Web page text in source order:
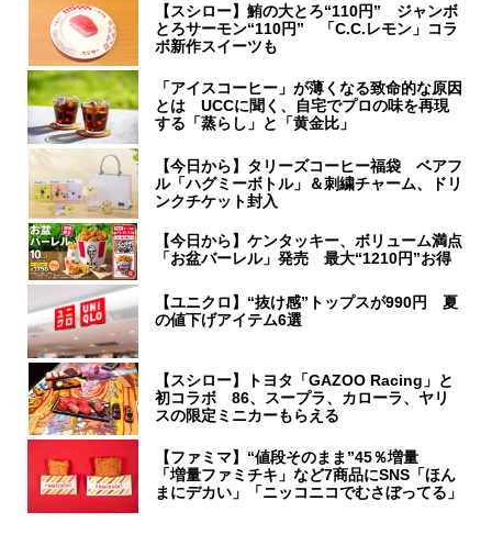
【スシロー】鮪の大とろ“110円” ジャンボ
とろサーモン“110円” 「C.C.レモン」コラ
ボ新作スイーツも
「アイスコーヒー」が薄くなる致命的な原因
とは UCCに聞く、自宅でプロの味を再現
する「蒸らし」と「黄金比」
【今日から】タリーズコーヒー福袋 ベアフ
ル「ハグミーボトル」＆刺繍チャーム、ドリ
ンクチケット封入
【今日から】ケンタッキー、ボリューム満点
「お盆バーレル」発売 最大“1210円”お得
【ユニクロ】“抜け感”トップスが990円 夏
の値下げアイテム6選
【スシロー】トヨタ「GAZOO Racing」と
初コラボ 86、スープラ、カローラ、ヤリ
スの限定ミニカーもらえる
【ファミマ】“値段そのまま”45％増量
「増量ファミチキ」など7商品にSNS「ほん
まにデカい」「ニッコニコでむさぼってる」